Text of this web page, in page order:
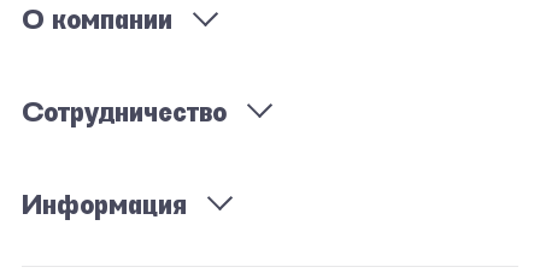
О компании
Сотрудничество
Информация